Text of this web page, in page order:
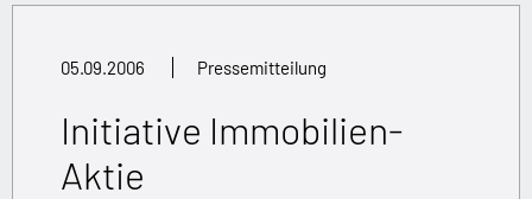
05.09.2006 Pressemitteilung
Initiative Immobilien-
Aktie